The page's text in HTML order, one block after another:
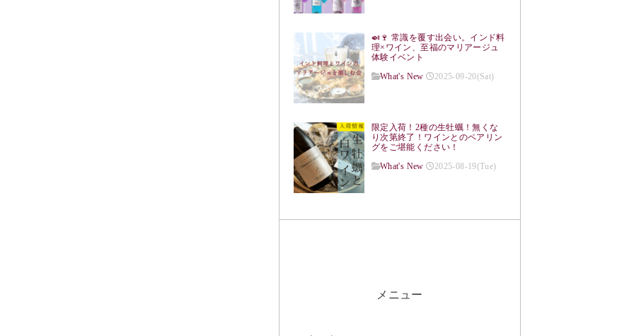
🍛🍷 常識を覆す出会い。インド料
理×ワイン、至福のマリアージュ
体験イベント
What's New
2025-09-20(Sat)
限定入荷！2種の生牡蠣！無くな
り次第終了！ワインとのペアリン
グをご堪能ください！
What's New
2025-08-19(Tue)
メニュー